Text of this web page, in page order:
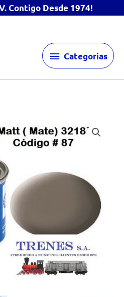
Contigo Desde 1974!
Categorias
Categorias